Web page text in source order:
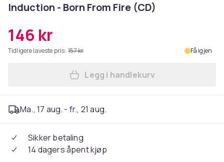
Induction - Born From Fire (CD)
146 kr
Tidligere laveste pris: 157 kr Få igjen
Legg Induction - Born
Legg i handlekurv
Ma., 17 aug. - fr., 21 aug.
Sikker betaling
14 dagers åpent kjøp